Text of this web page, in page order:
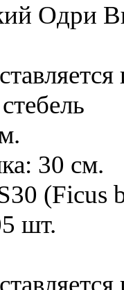
Одри
30 см.
(Ficus
шт.